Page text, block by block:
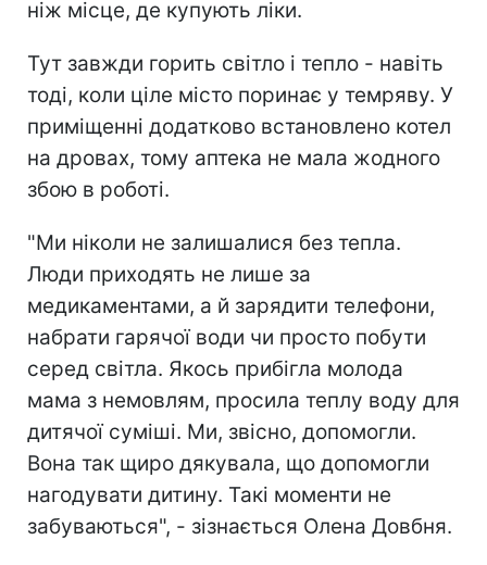
ніж місце, де купують ліки.
Тут завжди горить світло і тепло - навіть
тоді, коли ціле місто поринає у темряву. У
приміщенні додатково встановлено котел
на дровах, тому аптека не мала жодного
збою в роботі.
"Ми ніколи не залишалися без тепла.
Люди приходять не лише за
медикаментами, а й зарядити телефони,
набрати гарячої води чи просто побути
серед світла. Якось прибігла молода
мама з немовлям, просила теплу воду для
дитячої суміші. Ми, звісно, допомогли.
Вона так щиро дякувала, що допомогли
нагодувати дитину. Такі моменти не
забуваються", - зізнається Олена Довбня.